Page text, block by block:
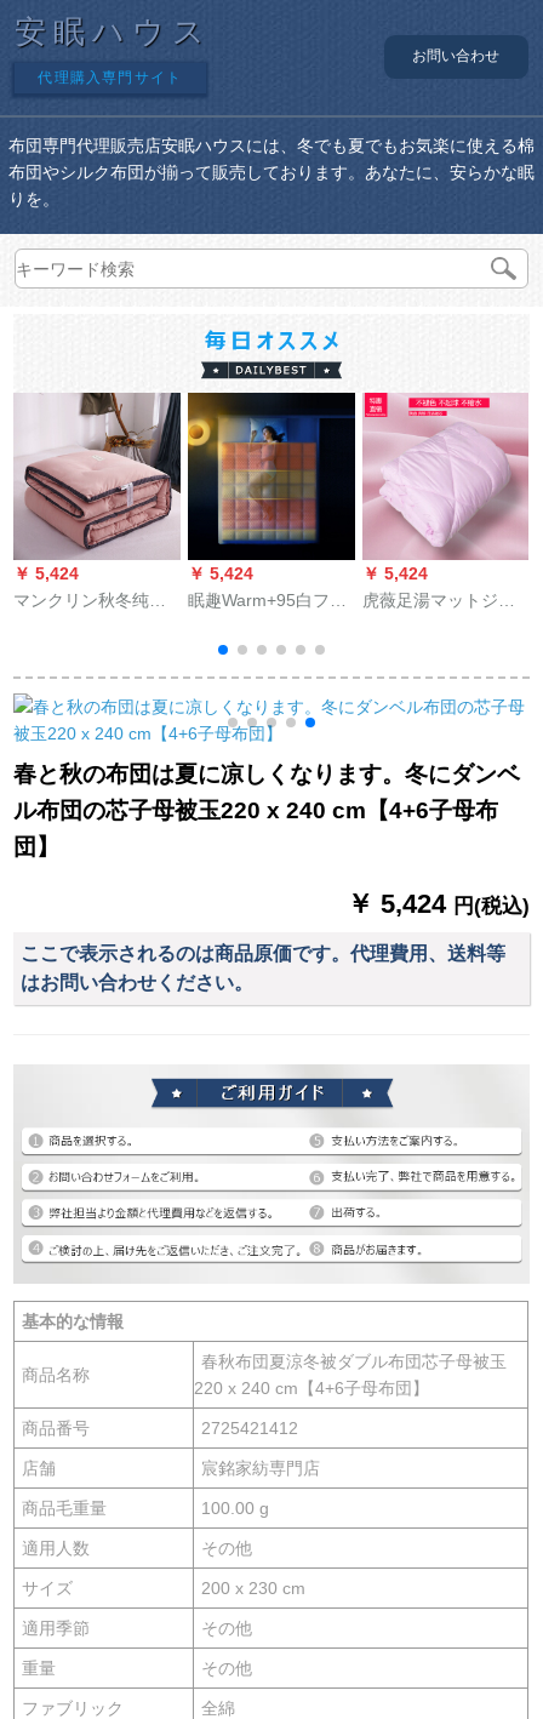
安眠ハウス
代理購入専門サイト
お問い合わせ
布団専門代理販売店安眠ハウスには、冬でも夏でもお気楽に使える棉
布団やシルク布団が揃って販売しております。あなたに、安らかな眠
りを。
￥ 5,424
マンクリン秋冬纯色
ゲル床布団素色小清
新ダブベック立体工
芸羽毛绒被芯ウォー
ク小豆色150*200 cm
约3斤-春秋款
￥ 5,424
眠趣Warm+95白フザ
す。厚いフの布団は
芯羽毛布団でありま
す。
￥ 5,424
虎薇足湯マットジッ
毛すり冬厚い9孔绵ピ
ンク研ぎ芯110 x 170
春と秋の布団は夏に凉しくなります。冬にダンベ
ル布団の芯子母被玉220 x 240 cm【4+6子母布
団】
￥ 5,424 円(税込)
ここで表示されるのは商品原価です。代理費用、送料等
はお問い合わせください。
基本的な情報
商品名称
春秋布団夏涼冬被ダブル布団芯子母被玉
220 x 240 cm【4+6子母布団】
商品番号 2725421412
店舗 宸銘家紡専門店
商品毛重量 100.00 g
適用人数 その他
サイズ 200 x 230 cm
適用季節 その他
重量 その他
ファブリック 全綿